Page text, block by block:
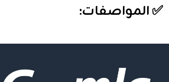
✅ المواصفات:
الكرتونة تحتوي على 12 علبة